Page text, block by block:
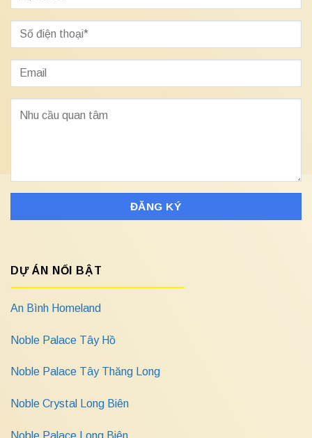
DỰ ÁN NỔI BẬT
An Bình Homeland
Noble Palace Tây Hồ
Noble Palace Tây Thăng Long
Noble Crystal Long Biên
Noble Palace Long Biên